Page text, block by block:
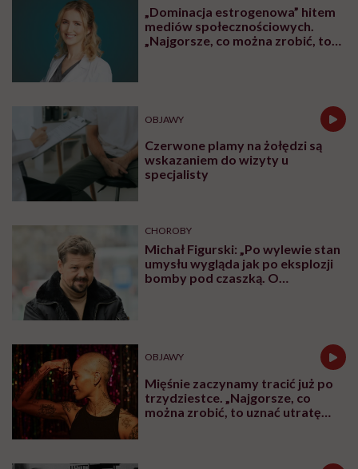
„Dominacja estrogenowa” hitem
mediów społecznościowych.
„Najgorsze, co można zrobić, to
OBJAWY
Czerwone plamy na żołędzi są
wskazaniem do wizyty u
specjalisty
CHOROBY
Michał Figurski: „Po wylewie stan
umysłu wygląda jak po eksplozji
bomby pod czaszką. O
OBJAWY
Mięśnie zaczynamy tracić już po
trzydziestce. „Najgorsze, co
można zrobić, to uznać utratę